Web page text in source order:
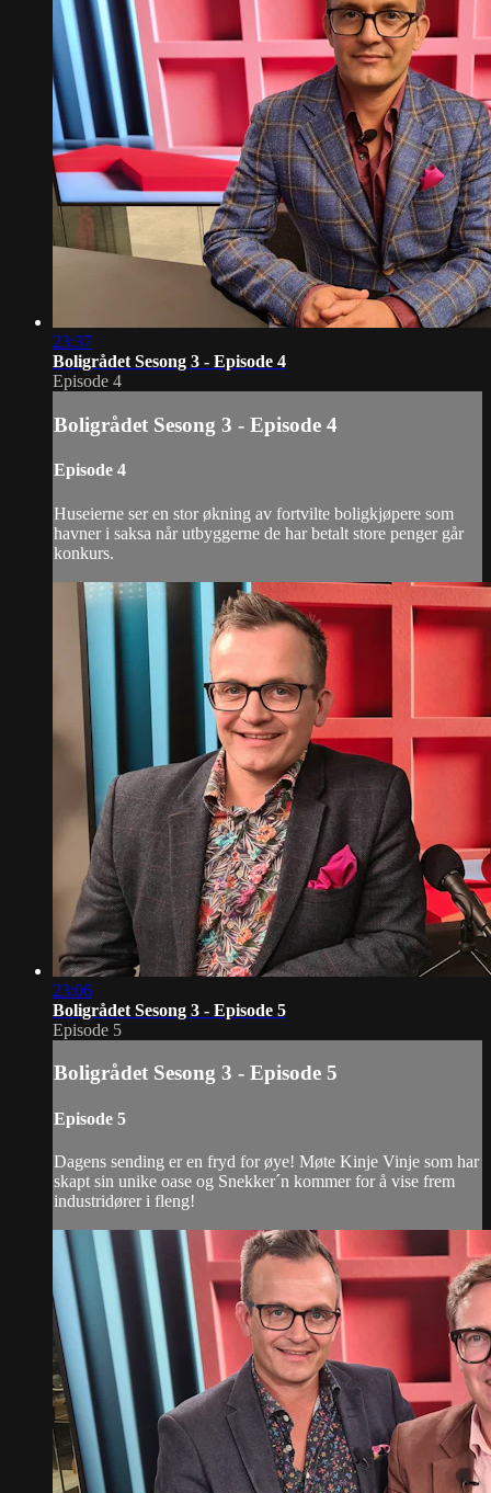
23:37
Boligrådet Sesong 3 - Episode 4
Episode 4
Boligrådet Sesong 3 - Episode 4
Episode 4
Huseierne ser en stor økning av fortvilte boligkjøpere som
havner i saksa når utbyggerne de har betalt store penger går
konkurs.
23:06
Boligrådet Sesong 3 - Episode 5
Episode 5
Boligrådet Sesong 3 - Episode 5
Episode 5
Dagens sending er en fryd for øye! Møte Kinje Vinje som har
skapt sin unike oase og Snekker´n kommer for å vise frem
industridører i fleng!